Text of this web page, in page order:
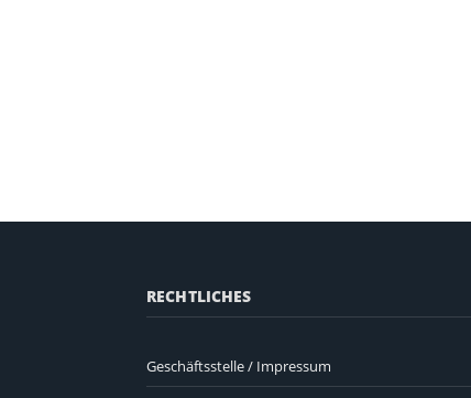
RECHTLICHES
Geschäftsstelle / Impressum